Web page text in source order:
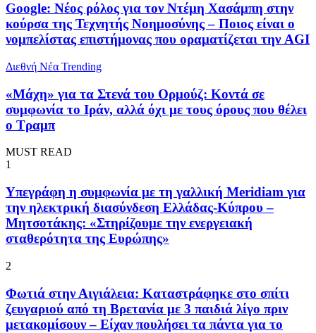
Google: Νέος ρόλος για τον Ντέμη Χασάμπη στην
κούρσα της Τεχνητής Νοημοσύνης – Ποιος είναι ο
νομπελίστας επιστήμονας που οραματίζεται την AGI
Διεθνή Νέα Trending
«Μάχη» για τα Στενά του Ορμούζ: Κοντά σε
συμφωνία το Ιράν, αλλά όχι με τους όρους που θέλει
ο Τραμπ
MUST READ
1
Υπεγράφη η συμφωνία με τη γαλλική Meridiam για
την ηλεκτρική διασύνδεση Ελλάδας-Κύπρου –
Μητσοτάκης: «Στηρίζουμε την ενεργειακή
σταθερότητα της Eυρώπης»
2
Φωτιά στην Αιγιάλεια: Καταστράφηκε στο σπίτι
ζευγαριού από τη Βρετανία με 3 παιδιά λίγο πριν
μετακομίσουν – Είχαν πουλήσει τα πάντα για το